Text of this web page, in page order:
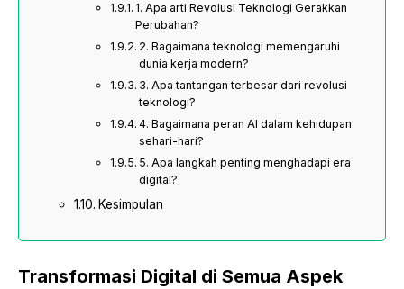
1. Apa arti Revolusi Teknologi Gerakkan
Perubahan?
2. Bagaimana teknologi memengaruhi
dunia kerja modern?
3. Apa tantangan terbesar dari revolusi
teknologi?
4. Bagaimana peran AI dalam kehidupan
sehari-hari?
5. Apa langkah penting menghadapi era
digital?
Kesimpulan
Transformasi Digital di Semua Aspek